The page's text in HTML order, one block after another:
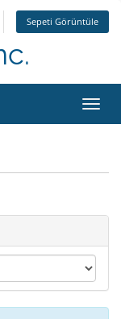
Sepeti Görüntüle